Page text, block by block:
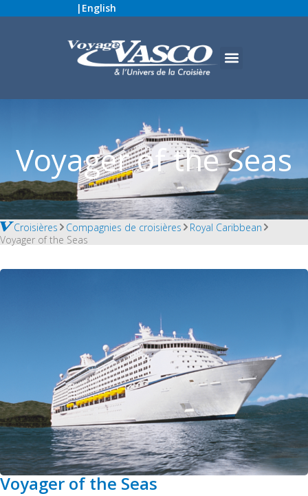
| English
Voyager of the Seas
Croisières Compagnies de croisières
Royal Caribbean
Voyager of the Seas
Voyager of the Seas